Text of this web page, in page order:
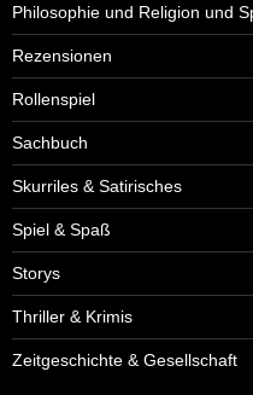
Philosophie und Religion und
Rezensionen
Rollenspiel
Sachbuch
Skurriles & Satirisches
Spiel & Spaß
Storys
Thriller & Krimis
Zeitgeschichte & Gesellschaft